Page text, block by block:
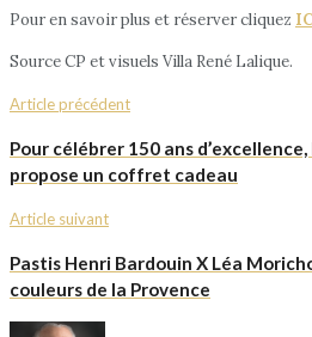
Pour en savoir plus et réserver cliquez
Source CP et visuels Villa René Lalique.
Article précédent
Pour célébrer 150 ans
propose un coffret cadeau
Article suivant
Pastis Henri Bardouin X Léa
couleurs de la Provence